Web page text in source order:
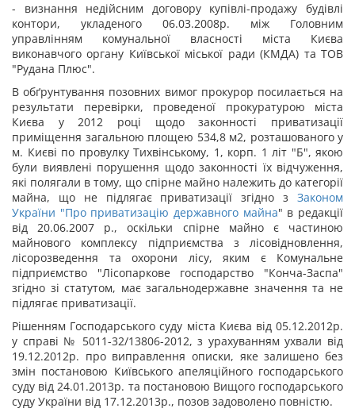
- визнання недійсним договору купівлі-продажу будівлі
контори, укладеного 06.03.2008р. між Головним
управлінням комунальної власності міста Києва
виконавчого органу Київської міської ради (КМДА) та ТОВ
"Рудана Плюс".
В обґрунтування позовних вимог прокурор посилається на
результати перевірки, проведеної прокуратурою міста
Києва у 2012 році щодо законності приватизації
приміщення загальною площею 534,8 м2, розташованого у
м. Києві по провулку Тихвінському, 1, корп. 1 літ "Б", якою
були виявлені порушення щодо законності їх відчуження,
які полягали в тому, що спірне майно належить до категорії
майна, що не підлягає приватизації згідно з Законом
України "Про приватизацію державного майна" в редакції
від 20.06.2007 р., оскільки спірне майно є частиною
майнового комплексу підприємства з лісовідновлення,
лісорозведення та охорони лісу, яким є Комунальне
підприємство "Лісопаркове господарство "Конча-Заспа"
згідно зі статутом, має загальнодержавне значення та не
підлягає приватизації.
Рішенням Господарського суду міста Києва від 05.12.2012р.
у справі № 5011-32/13806-2012, з урахуванням ухвали від
19.12.2012р. про виправлення описки, яке залишено без
змін постановою Київського апеляційного господарського
суду від 24.01.2013р. та постановою Вищого господарського
суду України від 17.12.2013р., позов задоволено повністю.